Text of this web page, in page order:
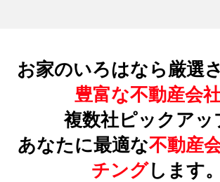
お家のいろはなら厳選
豊富な不動産会
複数社ピックアッ
あなたに最適な不動産
チングします。